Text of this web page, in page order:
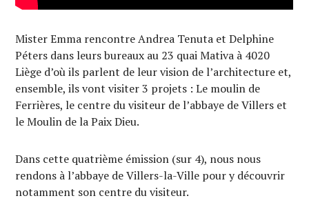
Mister Emma rencontre Andrea Tenuta et Delphine
Péters dans leurs bureaux au 23 quai Mativa à 4020
Liège d’où ils parlent de leur vision de l’architecture et,
ensemble, ils vont visiter 3 projets : Le moulin de
Ferrières, le centre du visiteur de l’abbaye de Villers et
le Moulin de la Paix Dieu.
Dans cette quatrième émission (sur 4), nous nous
rendons à l’abbaye de Villers-la-Ville pour y découvrir
notamment son centre du visiteur.